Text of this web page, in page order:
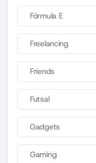
Fórmula E
Freelancing
Friends
Futsal
Gadgets
Gaming